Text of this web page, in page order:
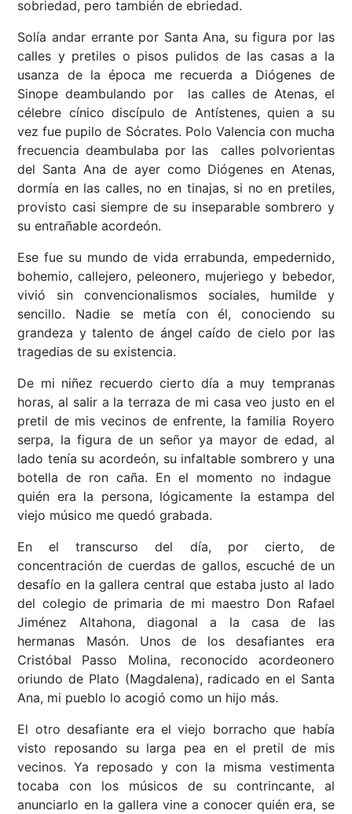
sobriedad, pero también de ebriedad.
Solía andar errante por Santa Ana, su figura por las
calles y pretiles o pisos pulidos de las casas a la
usanza de la época me recuerda a Diógenes de
Sinope deambulando por las calles de Atenas, el
célebre cínico discípulo de Antístenes, quien a su
vez fue pupilo de Sócrates. Polo Valencia con mucha
frecuencia deambulaba por las calles polvorientas
del Santa Ana de ayer como Diógenes en Atenas,
dormía en las calles, no en tinajas, si no en pretiles,
provisto casi siempre de su inseparable sombrero y
su entrañable acordeón.
Ese fue su mundo de vida errabunda, empedernido,
bohemio, callejero, peleonero, mujeriego y bebedor,
vivió sin convencionalismos sociales, humilde y
sencillo. Nadie se metía con él, conociendo su
grandeza y talento de ángel caído de cielo por las
tragedias de su existencia.
De mi niñez recuerdo cierto día a muy tempranas
horas, al salir a la terraza de mi casa veo justo en el
pretil de mis vecinos de enfrente, la familia Royero
serpa, la figura de un señor ya mayor de edad, al
lado tenía su acordeón, su infaltable sombrero y una
botella de ron caña. En el momento no indague
quién era la persona, lógicamente la estampa del
viejo músico me quedó grabada.
En el transcurso del día, por cierto, de
concentración de cuerdas de gallos, escuché de un
desafío en la gallera central que estaba justo al lado
del colegio de primaria de mi maestro Don Rafael
Jiménez Altahona, diagonal a la casa de las
hermanas Masón. Unos de los desafiantes era
Cristóbal Passo Molina, reconocido acordeonero
oriundo de Plato (Magdalena), radicado en el Santa
Ana, mi pueblo lo acogió como un hijo más.
El otro desafiante era el viejo borracho que había
visto reposando su larga pea en el pretil de mis
vecinos. Ya reposado y con la misma vestimenta
tocaba con los músicos de su contrincante, al
anunciarlo en la gallera vine a conocer quién era, se